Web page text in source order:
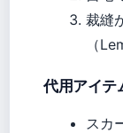
裁縫
（
代用アイテ
スカ